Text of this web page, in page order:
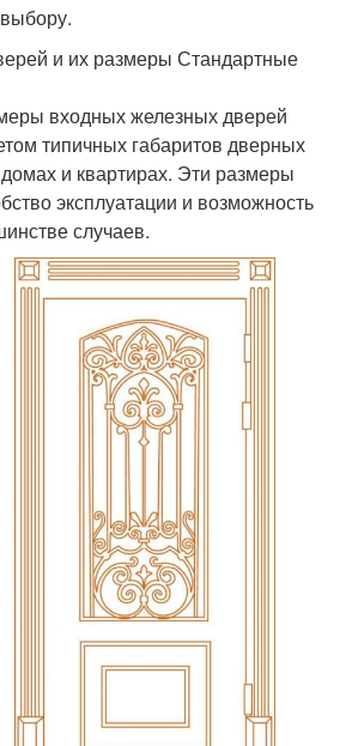
и их размеры Стандартные
входных железных дверей
типичных габаритов дверных
и квартирах. Эти размеры
эксплуатации и возможность
случаев.